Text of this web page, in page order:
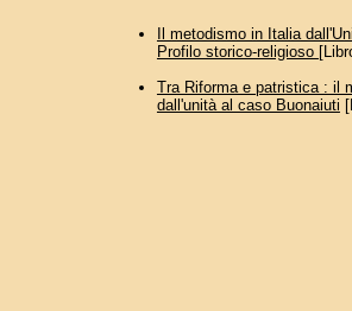
Il metodismo in Italia
Profilo storico-religioso
Tra Riforma e patristica : il
dall'unità al caso Buonaiuti